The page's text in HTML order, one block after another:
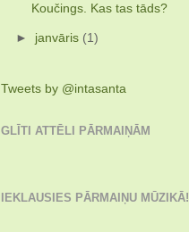
Koučings. Kas tas tāds?
► janvāris (1)
Tweets by @intasanta
GLĪTI ATTĒLI PĀRMAIŅĀM
IEKLAUSIES PĀRMAIŅU MŪZIKĀ!